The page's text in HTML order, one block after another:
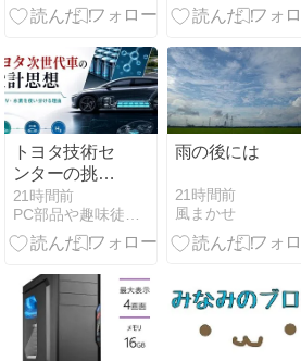
タブレット
トヨタ技術セ
ンターの挑戦
｜次世代車開
発を支える電
動化とソフト
21時間前
PC部品や趣味徒然blog
雨の後には
21時間前
風まかせ